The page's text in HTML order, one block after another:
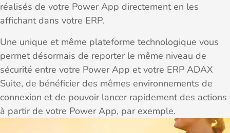
réalisés de votre Power App directement en les
affichant dans votre ERP.
Une unique et même plateforme technologique vous
permet désormais de reporter le même niveau de
sécurité entre votre Power App et votre ERP ADAX
Suite, de bénéficier des mêmes environnements de
connexion et de pouvoir lancer rapidement des actions
à partir de votre Power App, par exemple.